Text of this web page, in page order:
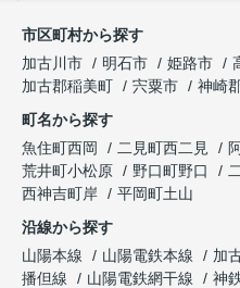
市区町村から探す
加古川市
明石市 姫路市
加古郡稲美町
宍粟市
神崎
町名から探す
魚住町西岡
二見町西二見
荒井町小松原
野口町野口
西神吉町岸
平岡町土山
沿線から探す
山陽本線
山陽電鉄本線 加
播但線
山陽電鉄網干線
神